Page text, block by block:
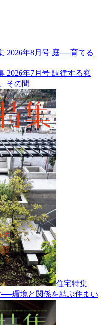
2026年8月号 庭──育てる
2026年7月号 調律する窓
その間
住宅特集
環境と関係を結ぶ住まい